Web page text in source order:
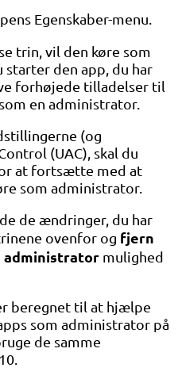
Egenskaber-menu.
trin, vil den køre som
den app, du har
forhøjede tilladelser til
en administrator.
(og
(UAC), skal du
at fortsætte med at
som administrator.
de ændringer, du har
ovenfor og fjern
administrator mulighed
beregnet til at hjælpe
som administrator på
de samme